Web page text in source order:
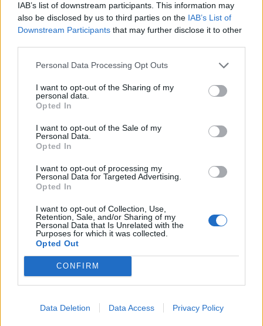
IAB’s list of downstream participants. This information may
also be disclosed by us to third parties on the IAB’s List of
Downstream Participants that may further disclose it to other
Personal Data Processing Opt Outs
I want to opt-out of the Sharing of my
personal data.
Opted In
I want to opt-out of the Sale of my
Personal Data.
Opted In
I want to opt-out of processing my
Personal Data for Targeted Advertising.
Opted In
I want to opt-out of Collection, Use,
Retention, Sale, and/or Sharing of my
Personal Data that Is Unrelated with the
Purposes for which it was collected.
Opted Out
CONFIRM
Data Deletion Data Access Privacy Policy
Ahti Oksanen
Harri Pesonen
Antti Suomela
MM-kisat polkaistaan
osalta käyntiin 12.
toukokuuta ottelulla Yhdysvaltoja vastaan. Tsekkaa
otteluohjelmakokonaisuudessaan! Kaikki Suomen ottelut
ovat katsottavissa ilmaiseksi MTV3 -kanavalta, lisäksi kaikki
palvelunkautta.
Harvinaista herkkua! Kaksi
Erik Haula nyrkkihippasilla